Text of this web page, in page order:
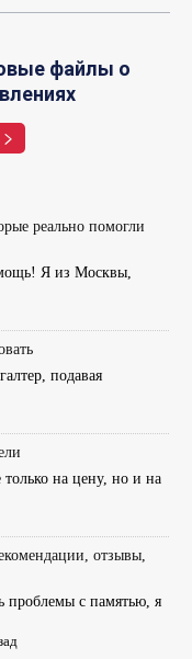
файлы о
реально помогли
Я из Москвы,
подавая
на цену, но и на
отзывы,
проблемы с памятью, я